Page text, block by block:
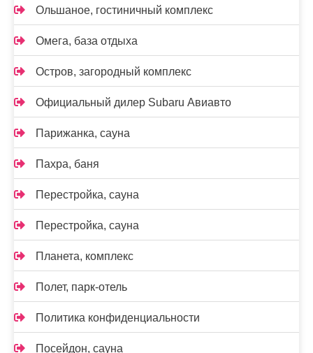
Ольшаное, гостиничный комплекс
Омега, база отдыха
Остров, загородный комплекс
Официальный дилер Subaru Авиавто
Парижанка, сауна
Пахра, баня
Перестройка, сауна
Перестройка, сауна
Планета, комплекс
Полет, парк-отель
Политика конфиденциальности
Посейдон, сауна